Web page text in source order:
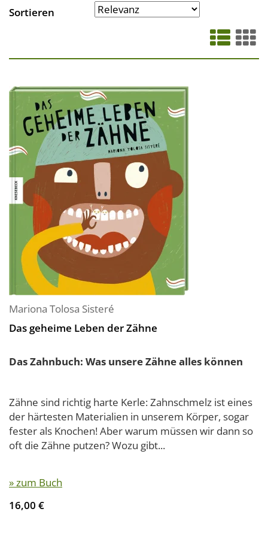
Sortieren
Mariona Tolosa Sisteré
Das geheime Leben der Zähne
Das Zahnbuch: Was unsere Zähne alles können
Zähne sind richtig harte Kerle: Zahnschmelz ist eines
der härtesten Materialien in unserem Körper, sogar
fester als Knochen! Aber warum müssen wir dann so
oft die Zähne putzen? Wozu gibt...
» zum Buch
16,00 €